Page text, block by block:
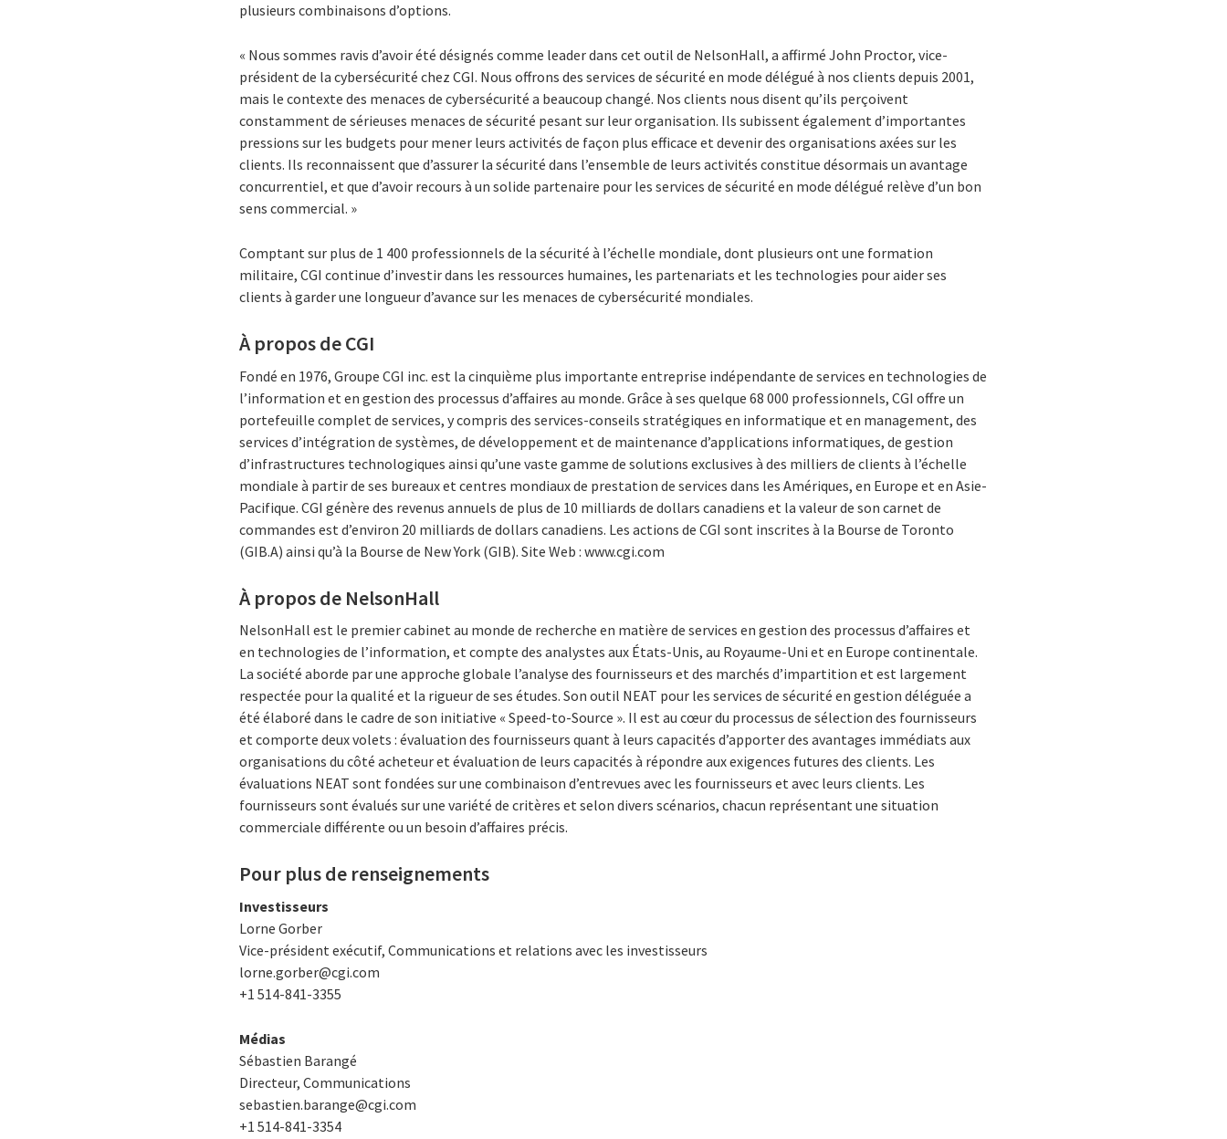
plusieurs combinaisons d’options.
« Nous sommes ravis d’avoir été désignés comme leader dans cet outil de NelsonHall, a affirmé John Proctor, vice-
président de la cybersécurité chez CGI. Nous offrons des services de sécurité en mode délégué à nos clients depuis 2001,
mais le contexte des menaces de cybersécurité a beaucoup changé. Nos clients nous disent qu’ils perçoivent
constamment de sérieuses menaces de sécurité pesant sur leur organisation. Ils subissent également d’importantes
pressions sur les budgets pour mener leurs activités de façon plus efficace et devenir des organisations axées sur les
clients. Ils reconnaissent que d’assurer la sécurité dans l’ensemble de leurs activités constitue désormais un avantage
concurrentiel, et que d’avoir recours à un solide partenaire pour les services de sécurité en mode délégué relève d’un bon
sens commercial. »
Comptant sur plus de 1 400 professionnels de la sécurité à l’échelle mondiale, dont plusieurs ont une formation
militaire, CGI continue d’investir dans les ressources humaines, les partenariats et les technologies pour aider ses
clients à garder une longueur d’avance sur les menaces de cybersécurité mondiales.
À propos de CGI
Fondé en 1976, Groupe CGI inc. est la cinquième plus importante entreprise indépendante de services en technologies de
l’information et en gestion des processus d’affaires au monde. Grâce à ses quelque 68 000 professionnels, CGI offre un
portefeuille complet de services, y compris des services-conseils stratégiques en informatique et en management, des
services d’intégration de systèmes, de développement et de maintenance d’applications informatiques, de gestion
d’infrastructures technologiques ainsi qu’une vaste gamme de solutions exclusives à des milliers de clients à l’échelle
mondiale à partir de ses bureaux et centres mondiaux de prestation de services dans les Amériques, en Europe et en Asie-
Pacifique. CGI génère des revenus annuels de plus de 10 milliards de dollars canadiens et la valeur de son carnet de
commandes est d’environ 20 milliards de dollars canadiens. Les actions de CGI sont inscrites à la Bourse de Toronto
(GIB.A) ainsi qu’à la Bourse de New York (GIB). Site Web : www.cgi.com
À propos de NelsonHall
NelsonHall est le premier cabinet au monde de recherche en matière de services en gestion des processus d’affaires et
en technologies de l’information, et compte des analystes aux États-Unis, au Royaume-Uni et en Europe continentale.
La société aborde par une approche globale l’analyse des fournisseurs et des marchés d’impartition et est largement
respectée pour la qualité et la rigueur de ses études. Son outil NEAT pour les services de sécurité en gestion déléguée a
été élaboré dans le cadre de son initiative « Speed-to-Source ». Il est au cœur du processus de sélection des fournisseurs
et comporte deux volets : évaluation des fournisseurs quant à leurs capacités d’apporter des avantages immédiats aux
organisations du côté acheteur et évaluation de leurs capacités à répondre aux exigences futures des clients. Les
évaluations NEAT sont fondées sur une combinaison d’entrevues avec les fournisseurs et avec leurs clients. Les
fournisseurs sont évalués sur une variété de critères et selon divers scénarios, chacun représentant une situation
commerciale différente ou un besoin d’affaires précis.
Pour plus de renseignements
Investisseurs
Lorne Gorber
Vice-président exécutif, Communications et relations avec les investisseurs
lorne.gorber@cgi.com
+1 514-841-3355
Médias
Sébastien Barangé
Directeur, Communications
sebastien.barange@cgi.com
+1 514-841-3354